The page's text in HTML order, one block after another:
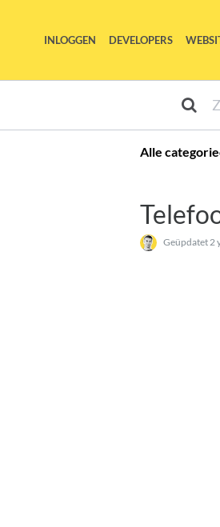
INLOGGEN DEVELOPERS
Alle
Geüpdatet 2